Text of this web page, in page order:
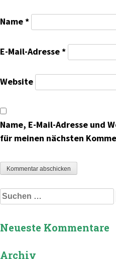
Name*
E-Mail-Adresse*
Website
Name, E-Mail-Adresse und
für meinen nächsten
Suchen
nach:
Neueste Kommentare
Archiv